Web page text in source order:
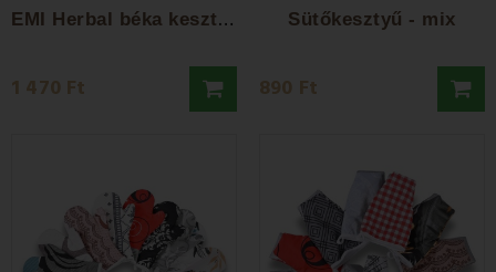
E
MI Herbal béka kesztyű
1 470 Ft
Sütőkesztyű - mix
890 Ft